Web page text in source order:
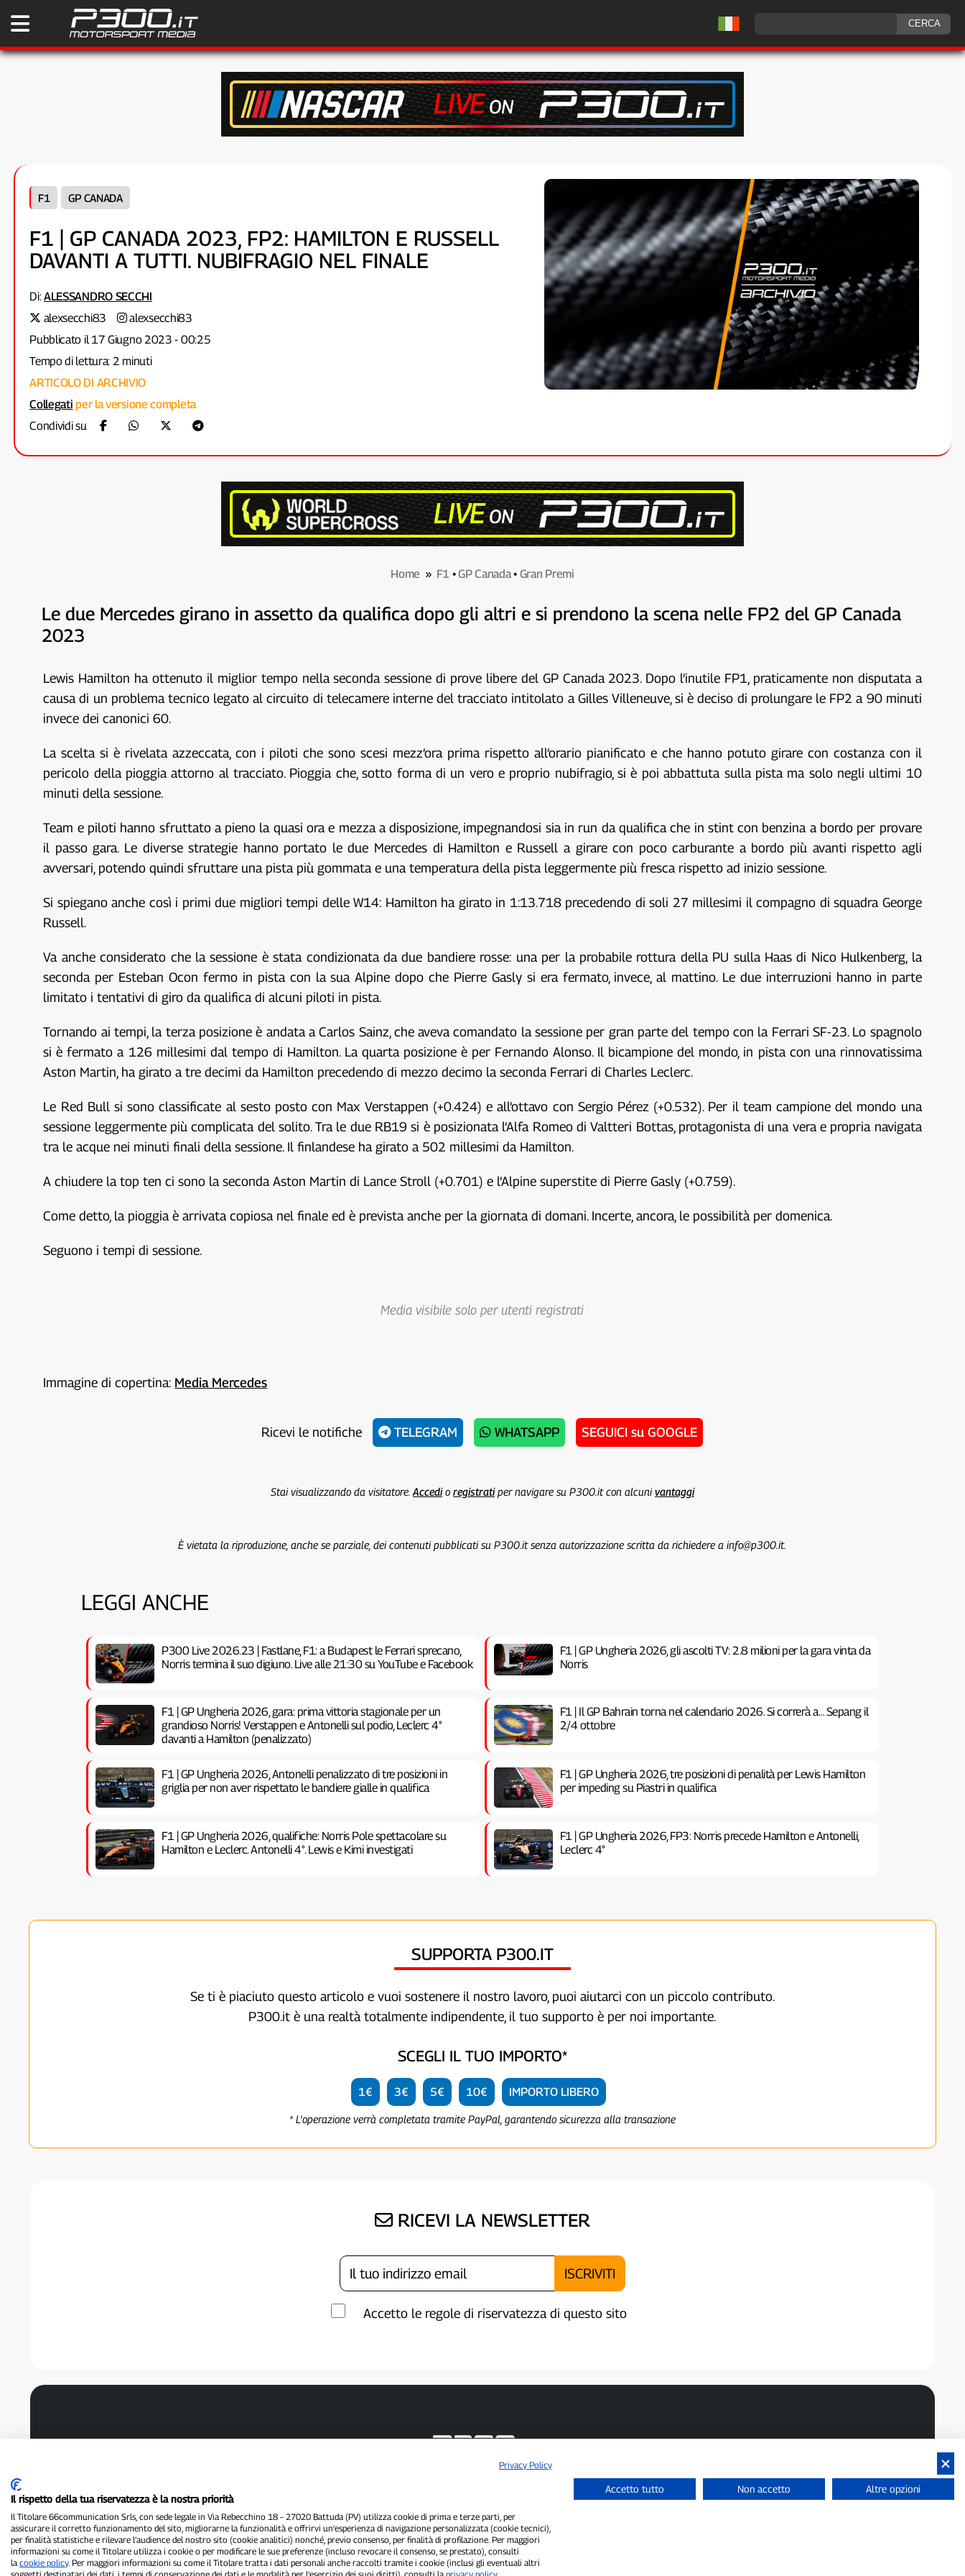
F1 GP CANADA
F1 | GP CANADA 2023, FP2: HAMILTON E RUSSELL
DAVANTI A TUTTI. NUBIFRAGIO NEL FINALE
Di:ALESSANDRO SECCHI
alexsecchi83
alexsecchi83
Pubblicato il 17 Giugno 2023 - 00:25
Tempo di lettura: 2 minuti
ARTICOLO DI ARCHIVIO
Collegati per la versione completa
Condividi su
Home » F1 •GP Canada• Gran Premi
Le due Mercedes girano in assetto da qualifica dopo gli altri e si prendono la scena nelle FP2 del GP Canada
2023
Lewis Hamilton ha ottenuto il miglior tempo nella seconda sessione di prove libere del GP Canada 2023. Dopo l’inutile FP1, praticamente non disputata a
causa di un problema tecnico legato al circuito di telecamere interne del tracciato intitolato a Gilles Villeneuve, si è deciso di prolungare le FP2 a 90 minuti
invece dei canonici 60.
La scelta si è rivelata azzeccata, con i piloti che sono scesi mezz’ora prima rispetto all’orario pianificato e che hanno potuto girare con costanza con il
pericolo della pioggia attorno al tracciato. Pioggia che, sotto forma di un vero e proprio nubifragio, si è poi abbattuta sulla pista ma solo negli ultimi 10
minuti della sessione.
Team e piloti hanno sfruttato a pieno la quasi ora e mezza a disposizione, impegnandosi sia in run da qualifica che in stint con benzina a bordo per provare
il passo gara. Le diverse strategie hanno portato le due Mercedes di Hamilton e Russell a girare con poco carburante a bordo più avanti rispetto agli
avversari, potendo quindi sfruttare una pista più gommata e una temperatura della pista leggermente più fresca rispetto ad inizio sessione.
Si spiegano anche così i primi due migliori tempi delle W14: Hamilton ha girato in 1:13.718 precedendo di soli 27 millesimi il compagno di squadra George
Russell.
Va anche considerato che la sessione è stata condizionata da due bandiere rosse: una per la probabile rottura della PU sulla Haas di Nico Hulkenberg, la
seconda per Esteban Ocon fermo in pista con la sua Alpine dopo che Pierre Gasly si era fermato, invece, al mattino. Le due interruzioni hanno in parte
limitato i tentativi di giro da qualifica di alcuni piloti in pista.
Tornando ai tempi, la terza posizione è andata a Carlos Sainz, che aveva comandato la sessione per gran parte del tempo con la Ferrari SF-23. Lo spagnolo
si è fermato a 126 millesimi dal tempo di Hamilton. La quarta posizione è per Fernando Alonso. Il bicampione del mondo, in pista con una rinnovatissima
Aston Martin, ha girato a tre decimi da Hamilton precedendo di mezzo decimo la seconda Ferrari di Charles Leclerc.
Le Red Bull si sono classificate al sesto posto con Max Verstappen (+0.424) e all’ottavo con Sergio Pérez (+0.532). Per il team campione del mondo una
sessione leggermente più complicata del solito. Tra le due RB19 si è posizionata l’Alfa Romeo di Valtteri Bottas, protagonista di una vera e propria navigata
tra le acque nei minuti finali della sessione. Il finlandese ha girato a 502 millesimi da Hamilton.
A chiudere la top ten ci sono la seconda Aston Martin di Lance Stroll (+0.701) e l’Alpine superstite di Pierre Gasly (+0.759).
Come detto, la pioggia è arrivata copiosa nel finale ed è prevista anche per la giornata di domani. Incerte, ancora, le possibilità per domenica.
Seguono i tempi di sessione.
Media visibile solo per utenti registrati
Immagine di copertina: Media Mercedes
Ricevi le notifiche TELEGRAM WHATSAPP SEGUICI su GOOGLE
Stai visualizzando da visitatore. Accedio registratiper navigare su P300.it con alcunivantaggi
È vietata la riproduzione, anche se parziale, dei contenuti pubblicati su P300.it senza autorizzazione scritta da richiedere a info@p300.it.
LEGGI ANCHE
P300 Live 2026.23 | Fastlane, F1: a Budapest le Ferrari sprecano,
Norris termina il suo digiuno. Live alle 21:30 su YouTube e Facebook
F1 | GP Ungheria 2026, gli ascolti TV: 2.8 milioni per la gara vinta da
Norris
F1 | GP Ungheria 2026, gara: prima vittoria stagionale per un
grandioso Norris! Verstappen e Antonelli sul podio, Leclerc 4°
davanti a Hamilton (penalizzato)
F1 | Il GP Bahrain torna nel calendario 2026. Si correrà a… Sepang il
2/4 ottobre
F1 | GP Ungheria 2026, Antonelli penalizzato di tre posizioni in
griglia per non aver rispettato le bandiere gialle in qualifica
F1 | GP Ungheria 2026, tre posizioni di penalità per Lewis Hamilton
per impeding su Piastri in qualifica
F1 | GP Ungheria 2026, qualifiche: Norris Pole spettacolare su
Hamilton e Leclerc. Antonelli 4°. Lewis e Kimi investigati
F1 | GP Ungheria 2026, FP3: Norris precede Hamilton e Antonelli,
Leclerc 4°
SUPPORTA P300.IT
Se ti è piaciuto questo articolo e vuoi sostenere il nostro lavoro, puoi aiutarci con un piccolo contributo.
P300.it è una realtà totalmente indipendente, il tuo supporto è per noi importante.
SCEGLI IL TUO IMPORTO*
1€ 3€ 5€ 10€ IMPORTO LIBERO
* L'operazione verrà completata tramite PayPal, garantendo sicurezza alla transazione
RICEVI LA NEWSLETTER
Accetto le regole di riservatezza di questo sito
P300.it è una Testata Giornalistica indipendente
Registrazione numero 1/2021 del 1/2/2021 - Tribunale di Pavia
- P.IVA 02798890188
Direttore Responsabile:Alessandro Secchi- Vicedirettore:
Privacy Policy-Cookie Policy
"Se è successo davvero, lo trovi su P300.it"
Privacy Policy
Il rispetto della tua riservatezza è la nostra priorità
Il Titolare 66communication Srls, con sede legale in Via Rebecchino 18 – 27020 Battuda (PV) utilizza cookie di prima e terze parti, per
assicurare il corretto funzionamento del sito, migliorarne la funzionalità e offrirvi un’esperienza di navigazione personalizzata (cookie tecnici),
per finalità statistiche e rilevare l’audience del nostro sito (cookie analitici) nonché, previo consenso, per finalità di profilazione. Per maggiori
informazioni su come il Titolare utilizza i cookie o per modificare le sue preferenze (incluso revocare il consenso, se prestato), consulti
la cookie policy. Per maggiori informazioni su come il Titolare tratta i dati personali anche raccolti tramite i cookie (inclusi gli eventuali altri
Accetto tutto Non accetto Altre opzioni